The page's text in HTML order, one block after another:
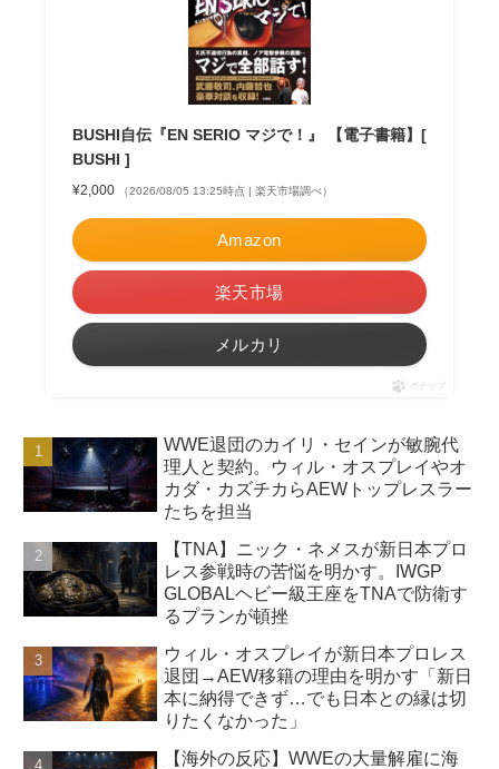
BUSHI自伝『EN SERIO マジで！』 【電子書籍】[
BUSHI ]
¥2,000 （2026/08/05 13:25時点 | 楽天市場調べ）
Amazon
楽天市場
メルカリ
ポチップ
WWE退団のカイリ・セインが敏腕代
理人と契約。ウィル・オスプレイやオ
カダ・カズチカらAEWトップレスラー
たちを担当
【TNA】ニック・ネメスが新日本プロ
レス参戦時の苦悩を明かす。IWGP
GLOBALヘビー級王座をTNAで防衛す
るプランが頓挫
ウィル・オスプレイが新日本プロレス
退団→AEW移籍の理由を明かす「新日
本に納得できず…でも日本との縁は切
りたくなかった」
【海外の反応】WWEの大量解雇に海